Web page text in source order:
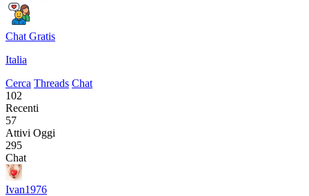
Chat Gratis
Italia
Cerca Threads Chat
102
Recenti
57
Attivi Oggi
295
Chat
Ivan1976